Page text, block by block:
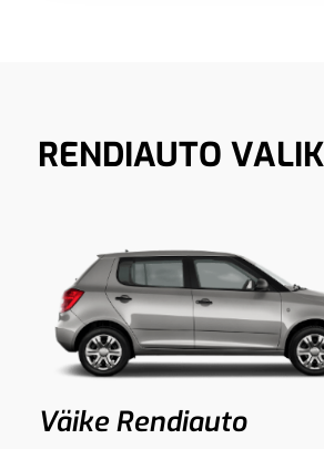
RENDIAUTO VALIK
Väike Rendiauto